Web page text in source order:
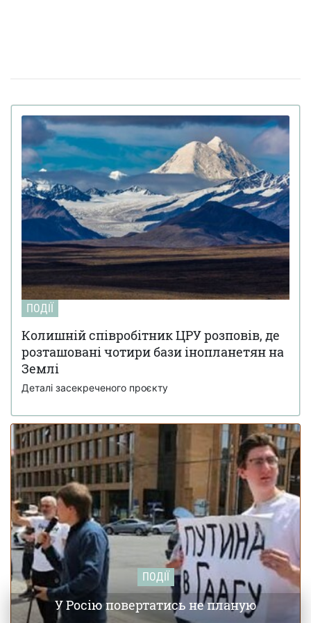
25-річній дівчині провели евтаназію через депресію
23 березня 10:14 Світ на межі голоду через війну в Ірані:
колапс на ринку добрив
20 березня 17:42 Українські офіцери шоковані тактикою
союзників США на Близькому Сході: деталі
12 березня 15:59 Третя світова вже почалася: її ключові
ознаки наводить почесний професор Букінгемського
університету
09 березня 15:00 Вчені завантажили мозок мухи в
комп'ютер: як поводиться цифрова копія комахи
04 березня 15:59
FT розкрили подробиці підготовки
ізраїльських спецслужб до вбивства іранського лідера
Алі Хаменеї
19 лютого 18:55 Українка з Броварів листувалася з Джеффрі
Епштейном і підбирала дівчат для нього
ПОДІЇ
Колишній співробітник ЦРУ розповів, де
розташовані чотири бази інопланетян на
Землі
Деталі засекреченого проєкту
ПОДІЇ
У Росію повертатись не планую